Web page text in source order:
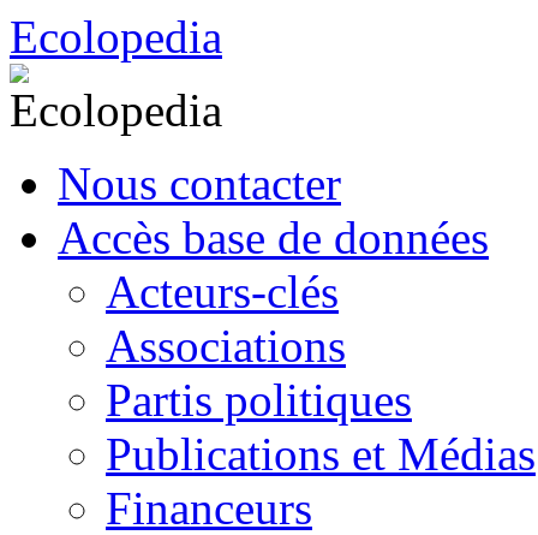
Aller
au
contenu
Ecolopedia
Nous contacter
Accès base de données
Acteurs-clés
Associations
Partis politiques
Publications et Médias
Financeurs